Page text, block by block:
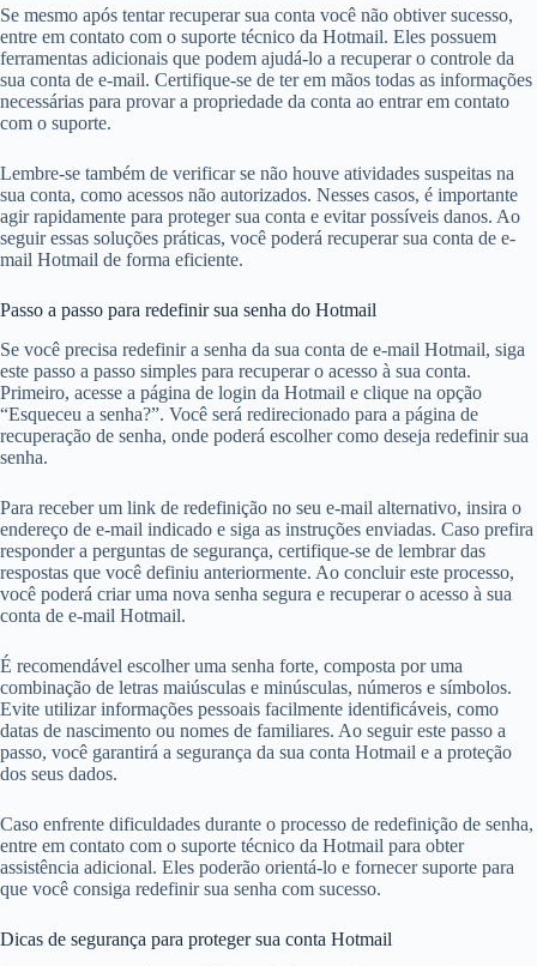
Se mesmo após tentar recuperar sua conta você não obtiver sucesso,
entre em contato com o suporte técnico da Hotmail. Eles possuem
ferramentas adicionais que podem ajudá-lo a recuperar o controle da
sua conta de e-mail. Certifique-se de ter em mãos todas as informações
necessárias para provar a propriedade da conta ao entrar em contato
com o suporte.
Lembre-se também de verificar se não houve atividades suspeitas na
sua conta, como acessos não autorizados. Nesses casos, é importante
agir rapidamente para proteger sua conta e evitar possíveis danos. Ao
seguir essas soluções práticas, você poderá recuperar sua conta de e-
mail Hotmail de forma eficiente.
Passo a passo para redefinir sua senha do Hotmail
Se você precisa redefinir a senha da sua conta de e-mail Hotmail, siga
este passo a passo simples para recuperar o acesso à sua conta.
Primeiro, acesse a página de login da Hotmail e clique na opção
“Esqueceu a senha?”. Você será redirecionado para a página de
recuperação de senha, onde poderá escolher como deseja redefinir sua
senha.
Para receber um link de redefinição no seu e-mail alternativo, insira o
endereço de e-mail indicado e siga as instruções enviadas. Caso prefira
responder a perguntas de segurança, certifique-se de lembrar das
respostas que você definiu anteriormente. Ao concluir este processo,
você poderá criar uma nova senha segura e recuperar o acesso à sua
conta de e-mail Hotmail.
É recomendável escolher uma senha forte, composta por uma
combinação de letras maiúsculas e minúsculas, números e símbolos.
Evite utilizar informações pessoais facilmente identificáveis, como
datas de nascimento ou nomes de familiares. Ao seguir este passo a
passo, você garantirá a segurança da sua conta Hotmail e a proteção
dos seus dados.
Caso enfrente dificuldades durante o processo de redefinição de senha,
entre em contato com o suporte técnico da Hotmail para obter
assistência adicional. Eles poderão orientá-lo e fornecer suporte para
que você consiga redefinir sua senha com sucesso.
Dicas de segurança para proteger sua conta Hotmail